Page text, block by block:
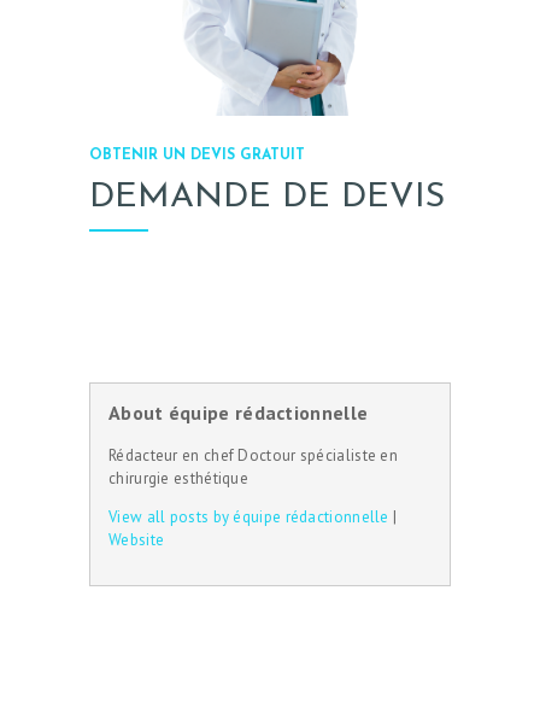
INTERVENTIONS
SÉJOUR
CONTACT
OBTENIR UN DEVIS GRATUIT
DEMANDE DE DEVIS
About équipe rédactionnelle
Rédacteur en chef Doctour spécialiste en
chirurgie esthétique
View all posts by équipe rédactionnelle |
Website